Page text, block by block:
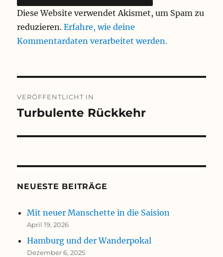
Diese Website verwendet Akismet, um Spam zu
reduzieren.Erfahre, wie deine
Kommentardaten verarbeitet werden.
VERÖFFENTLICHT IN
Turbulente Rückkehr
NEUESTE BEITRÄGE
Mit neuer Manschette in die Saision
April 19, 2026
Hamburg und der Wanderpokal
Dezember 6, 2025